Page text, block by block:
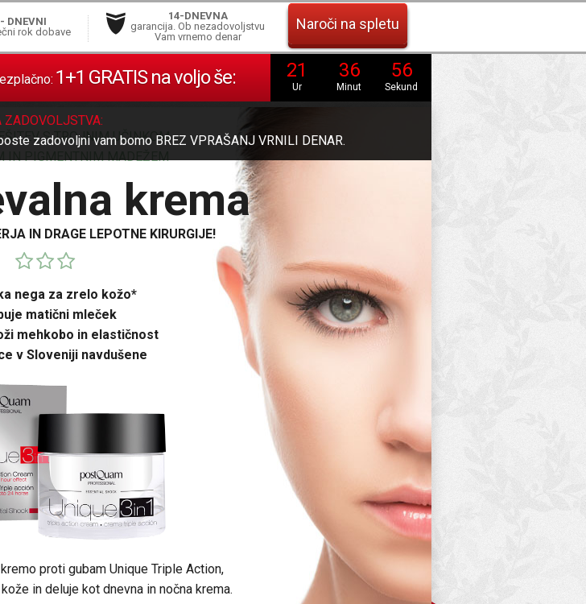
DNEVNI
rok dobave
14-DNEVNA
garancija. Ob nezadovoljstvu
Vam vrnemo denar
Naroči na spletu
21
Ur
36
Minut
54
Sekund
1+1 GRATIS na voljo še:
ZADOVOLJSTVA:
zadovoljni vam bomo BREZ VPRAŠANJ VRNILI DENAR.
S TROJNIM UČINKOM
IN PIGMENTNIM MADEŽEM
krema
IN DRAGE LEPOTNE KIRURGIJE!
nega za zrelo kožo*
matični mleček
mehkobo in elastičnost
v Sloveniji navdušene
proti gubam Unique Triple Action,
in deluje kot dnevna in nočna krema.